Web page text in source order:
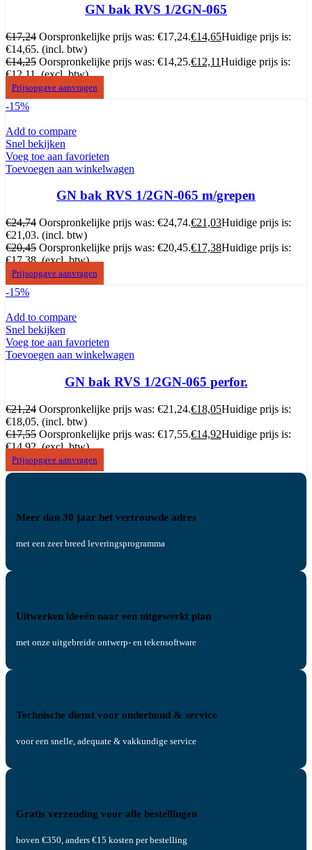
GN bak RVS 1/2GN-065
€17,24 Oorspronkelijke prijs was: €17,24.€14,65Huidige prijs is:
€14,65. (incl. btw)
€14,25 Oorspronkelijke prijs was: €14,25.€12,11Huidige prijs is:
€12,11. (excl. btw)
Prijsopgave aanvragen
-15%
Add to compare
Snel bekijken
Voeg toe aan favorieten
Toevoegen aan winkelwagen
GN bak RVS 1/2GN-065 m/grepen
€24,74 Oorspronkelijke prijs was: €24,74.€21,03Huidige prijs is:
€21,03. (incl. btw)
€20,45 Oorspronkelijke prijs was: €20,45.€17,38Huidige prijs is:
€17,38. (excl. btw)
Prijsopgave aanvragen
-15%
Add to compare
Snel bekijken
Voeg toe aan favorieten
Toevoegen aan winkelwagen
GN bak RVS 1/2GN-065 perfor.
€21,24 Oorspronkelijke prijs was: €21,24.€18,05Huidige prijs is:
€18,05. (incl. btw)
€17,55 Oorspronkelijke prijs was: €17,55.€14,92Huidige prijs is:
€14,92. (excl. btw)
Prijsopgave aanvragen
Meer dan 30 jaar het vertrouwde adres
met een zeer breed leveringsprogramma
Uitwerken ideeën naar een uitgewerkt plan
met onze uitgebreide ontwerp- en tekensoftware
Technische dienst voor onderhoud & service
voor een snelle, adequate & vakkundige service
Gratis verzending voor alle bestellingen
boven €350, anders €15 kosten per bestelling